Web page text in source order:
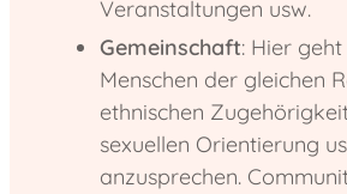
Veranstaltungen usw.
Gemeinschaft: Hier
Menschen der gleichen
ethnischen
sexuellen Orientierung
anzusprechen.